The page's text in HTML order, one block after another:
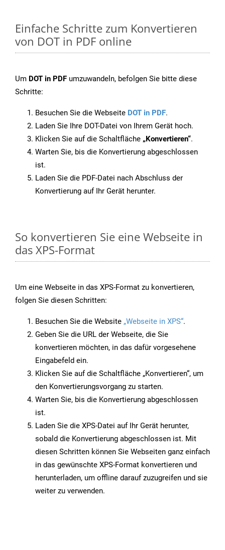
Einfache Schritte zum Konvertieren
von DOT in PDF online
Um DOT in PDF umzuwandeln, befolgen Sie bitte diese
Schritte:
Besuchen Sie die Webseite DOT in PDF.
Laden Sie Ihre DOT-Datei von Ihrem Gerät hoch.
Klicken Sie auf die Schaltfläche „Konvertieren“.
Warten Sie, bis die Konvertierung abgeschlossen
ist.
Laden Sie die PDF-Datei nach Abschluss der
Konvertierung auf Ihr Gerät herunter.
So konvertieren Sie eine Webseite in
das XPS-Format
Um eine Webseite in das XPS-Format zu konvertieren,
folgen Sie diesen Schritten:
Besuchen Sie die Website „Webseite in XPS“.
Geben Sie die URL der Webseite, die Sie
konvertieren möchten, in das dafür vorgesehene
Eingabefeld ein.
Klicken Sie auf die Schaltfläche „Konvertieren“, um
den Konvertierungsvorgang zu starten.
Warten Sie, bis die Konvertierung abgeschlossen
ist.
Laden Sie die XPS-Datei auf Ihr Gerät herunter,
sobald die Konvertierung abgeschlossen ist. Mit
diesen Schritten können Sie Webseiten ganz einfach
in das gewünschte XPS-Format konvertieren und
herunterladen, um offline darauf zuzugreifen und sie
weiter zu verwenden.